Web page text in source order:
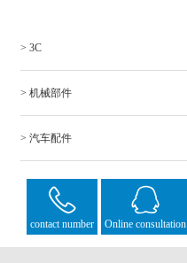
> 3C
> 机械部件
> 汽车配件
contact number Online consultation